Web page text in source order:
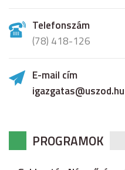
Telefonszám
(78) 418-126
E-mail cím
igazgatas@uszod.hu
PROGRAMOK